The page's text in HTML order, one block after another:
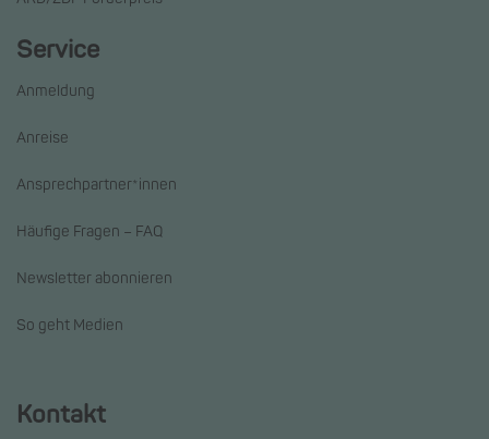
Service
Anmeldung
Anreise
Ansprechpartner*innen
Häufige Fragen – FAQ
Newsletter abonnieren
So geht Medien
Kontakt